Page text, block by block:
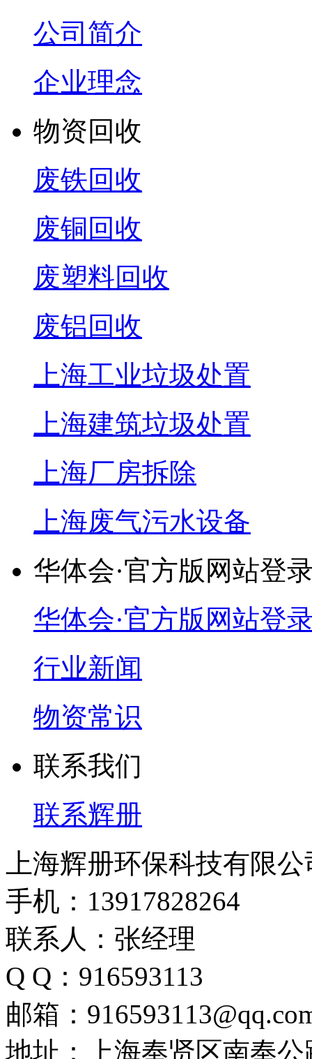
公司简介
企业理念
物资回收
废铁回收
废铜回收
废塑料回收
废铝回收
上海工业垃圾处置
上海建筑垃圾处置
上海厂房拆除
上海废气污水设备
华体会·官方版网站登
华体会·官方版网站登
行业新闻
物资常识
联系我们
联系辉册
上海辉册环保科技有限公
手机：13917828264
联系人：张经理
Q Q：916593113
邮箱：
地址：上海奉贤区南奉公